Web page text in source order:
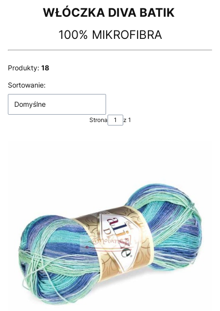
WŁÓCZKA DIVA BATIK
100% MIKROFIBRA
Produkty: 18
Lista produktów
Sortowanie:
Domyślne
Strona z 1